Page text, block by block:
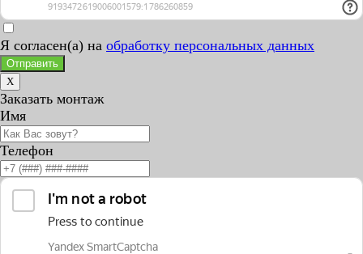
Я согласен(а) на обработку персональных данных
Отправить
X
Заказать монтаж
Имя
Телефон